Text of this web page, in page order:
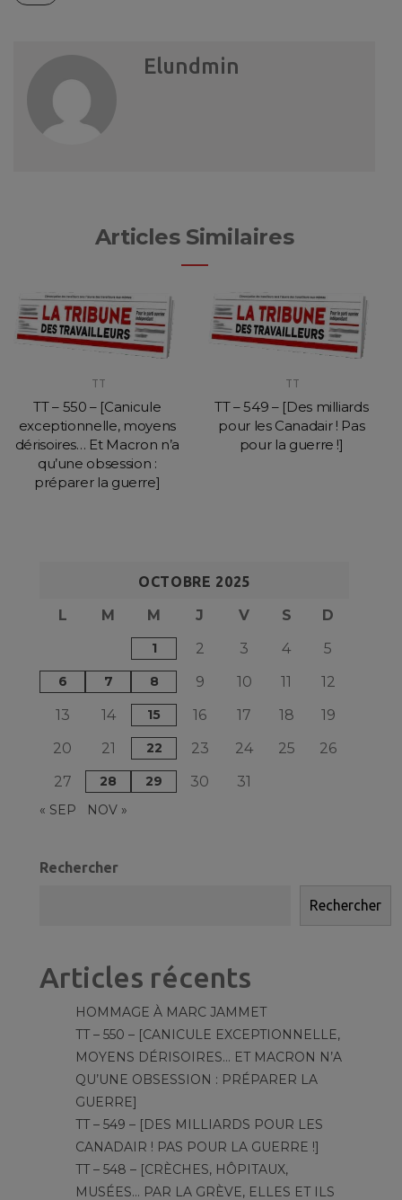
Elundmin
Articles Similaires
TT
TT – 550 – [Canicule
exceptionnelle, moyens
dérisoires… Et Macron n’a
qu’une obsession :
préparer la guerre]
TT
TT – 549 – [Des milliards
pour les Canadair ! Pas
pour la guerre !]
OCTOBRE 2025
L M M J V S D
1 2 3 4 5
6 7 8 9 10 11
12
13
14 15 16 17 18
19
20
21 22 23 24 25
26
27
28 29 30 31
« SEP NOV »
Rechercher
Rechercher
Articles récents
HOMMAGE À MARC JAMMET
TT – 550 – [CANICULE EXCEPTIONNELLE,
MOYENS DÉRISOIRES… ET MACRON N’A
QU’UNE OBSESSION : PRÉPARER LA
GUERRE]
TT – 549 – [DES MILLIARDS POUR LES
CANADAIR ! PAS POUR LA GUERRE !]
TT – 548 – [CRÈCHES, HÔPITAUX,
MUSÉES… PAR LA GRÈVE, ELLES ET ILS